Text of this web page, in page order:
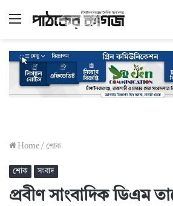
Menu
Home / শোক
শোক সংবাদ
প্রবীণ সাংবাদিক ডিএম